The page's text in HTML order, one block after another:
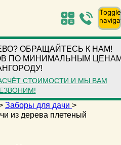
Toggle
ОБРАЩАЙТЕСЬ К НАМ!
ПО МИНИМАЛЬНЫМ
СТОИМОСТИ И МЫ ВАМ
Заборы для дачи >
из дерева плетеный